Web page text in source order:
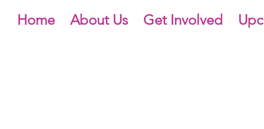
Home About Us Get Involved